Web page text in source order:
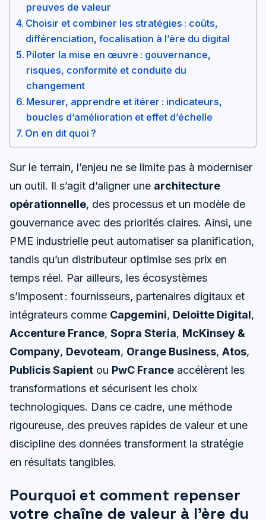
preuves de valeur
Choisir et combiner les stratégies : coûts,
différenciation, focalisation à l’ère du digital
Piloter la mise en œuvre : gouvernance,
risques, conformité et conduite du
changement
Mesurer, apprendre et itérer : indicateurs,
boucles d’amélioration et effet d’échelle
On en dit quoi ?
Sur le terrain, l’enjeu ne se limite pas à moderniser
un outil. Il s’agit d’aligner une architecture
opérationnelle, des processus et un modèle de
gouvernance avec des priorités claires. Ainsi, une
PME industrielle peut automatiser sa planification,
tandis qu’un distributeur optimise ses prix en
temps réel. Par ailleurs, les écosystèmes
s’imposent : fournisseurs, partenaires digitaux et
intégrateurs comme Capgemini, Deloitte Digital,
Accenture France, Sopra Steria, McKinsey &
Company, Devoteam, Orange Business, Atos,
Publicis Sapient ou PwC France accélèrent les
transformations et sécurisent les choix
technologiques. Dans ce cadre, une méthode
rigoureuse, des preuves rapides de valeur et une
discipline des données transforment la stratégie
en résultats tangibles.
Pourquoi et comment repenser
votre chaîne de valeur à l’ère du